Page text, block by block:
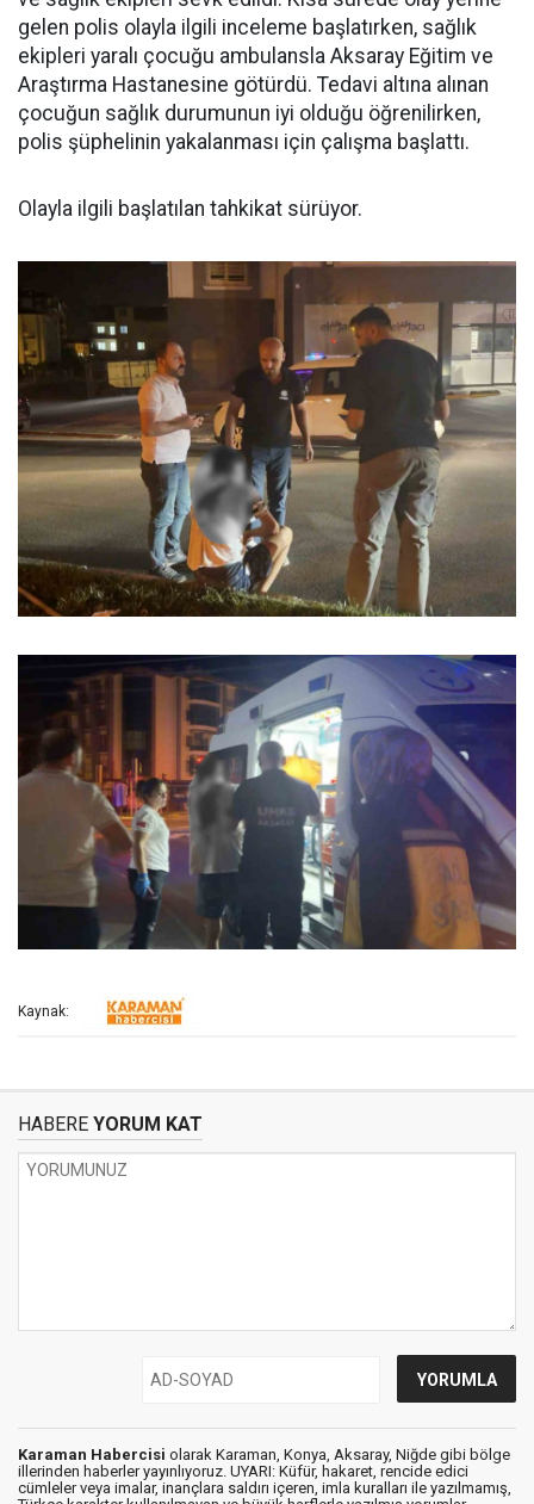
gelen polis olayla ilgili inceleme başlatırken, sağlık
ekipleri yaralı çocuğu ambulansla Aksaray Eğitim ve
Araştırma Hastanesine götürdü. Tedavi altına alınan
çocuğun sağlık durumunun iyi olduğu öğrenilirken,
polis şüphelinin yakalanması için çalışma başlattı.
Olayla ilgili başlatılan tahkikat sürüyor.
Kaynak:
HABERE YORUM KAT
Karaman Habercisi olarak Karaman, Konya, Aksaray, Niğde gibi bölge
illerinden haberler yayınlıyoruz. UYARI: Küfür, hakaret, rencide edici
cümleler veya imalar, inançlara saldırı içeren, imla kuralları ile yazılmamış,